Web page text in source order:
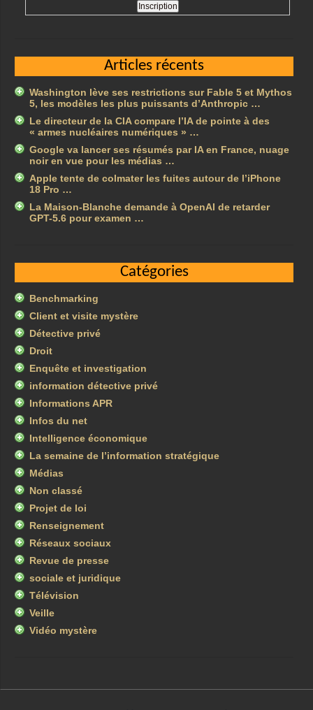
Articles récents
Washington lève ses restrictions sur Fable 5 et Mythos
5, les modèles les plus puissants d’Anthropic …
Le directeur de la CIA compare l’IA de pointe à des
« armes nucléaires numériques » …
Google va lancer ses résumés par IA en France, nuage
noir en vue pour les médias …
Apple tente de colmater les fuites autour de l’iPhone
18 Pro …
La Maison-Blanche demande à OpenAI de retarder
GPT-5.6 pour examen …
Catégories
Benchmarking
Client et visite mystère
Détective privé
Droit
Enquête et investigation
information détective privé
Informations APR
Infos du net
Intelligence économique
La semaine de l’information stratégique
Médias
Non classé
Projet de loi
Renseignement
Réseaux sociaux
Revue de presse
sociale et juridique
Télévision
Veille
Vidéo mystère